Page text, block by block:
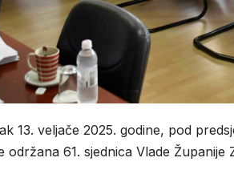
13. veljače 2025. godine, pod
održana 61. sjednica Vlade Županije